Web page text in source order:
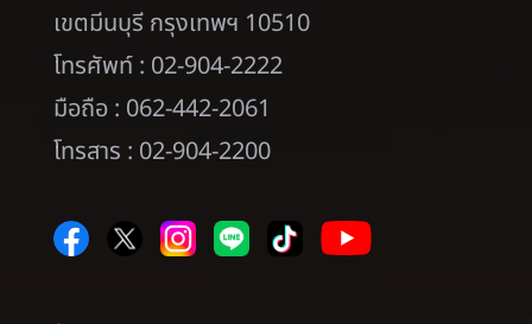
เขตมีนบุรี กรุงเทพฯ 10510
โทรศัพท์ : 02-904-2222
มือถือ : 062-442-2061
โทรสาร : 02-904-2200